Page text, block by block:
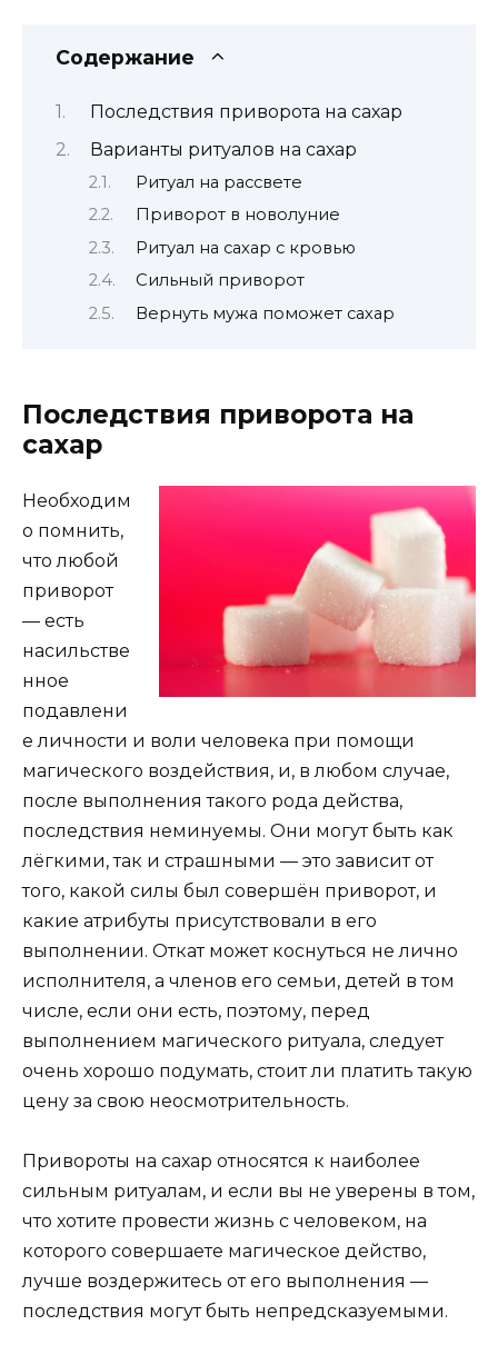
Содержание
Последствия приворота на сахар
Варианты ритуалов на сахар
Ритуал на рассвете
Приворот в новолуние
Ритуал на сахар с кровью
Сильный приворот
Вернуть мужа поможет сахар
Последствия приворота на
сахар
Необходим
о помнить,
что любой
приворот
— есть
насильстве
нное
подавлени
е личности и воли человека при помощи
магического воздействия, и, в любом случае,
после выполнения такого рода действа,
последствия неминуемы. Они могут быть как
лёгкими, так и страшными — это зависит от
того, какой силы был совершён приворот, и
какие атрибуты присутствовали в его
выполнении. Откат может коснуться не лично
исполнителя, а членов его семьи, детей в том
числе, если они есть, поэтому, перед
выполнением магического ритуала, следует
очень хорошо подумать, стоит ли платить такую
цену за свою неосмотрительность.
Привороты на сахар относятся к наиболее
сильным ритуалам, и если вы не уверены в том,
что хотите провести жизнь с человеком, на
которого совершаете магическое действо,
лучше воздержитесь от его выполнения —
последствия могут быть непредсказуемыми.